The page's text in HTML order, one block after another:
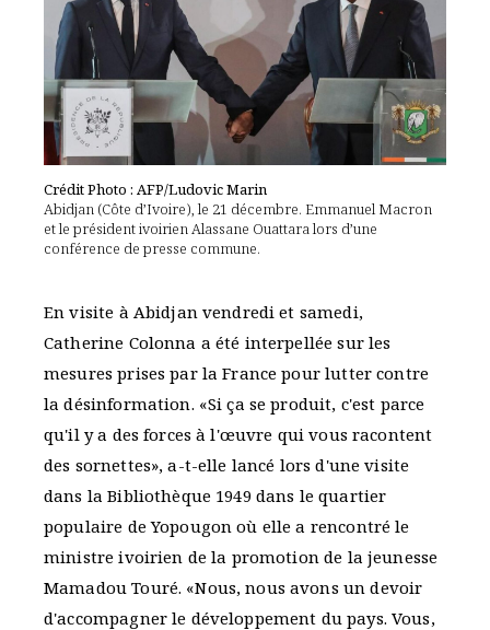
Crédit Photo : AFP/Ludovic Marin
Abidjan (Côte d’Ivoire), le 21 décembre. Emmanuel Macron
et le président ivoirien Alassane Ouattara lors d’une
conférence de presse commune.
En visite à Abidjan vendredi et samedi,
Catherine Colonna a été interpellée sur les
mesures prises par la France pour lutter contre
la désinformation. «Si ça se produit, c'est parce
qu'il y a des forces à l'œuvre qui vous racontent
des sornettes», a-t-elle lancé lors d'une visite
dans la Bibliothèque 1949 dans le quartier
populaire de Yopougon où elle a rencontré le
ministre ivoirien de la promotion de la jeunesse
Mamadou Touré. «Nous, nous avons un devoir
d'accompagner le développement du pays. Vous,